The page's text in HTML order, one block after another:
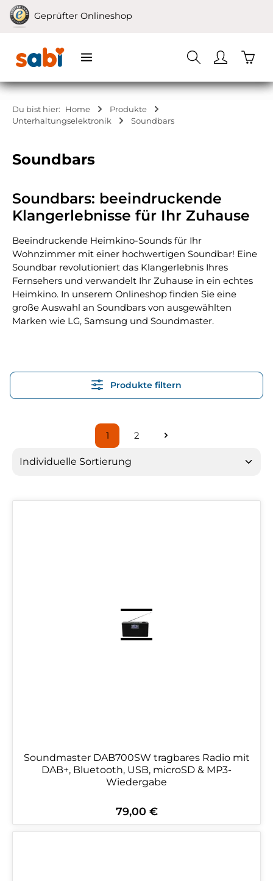
Zum Hauptinhalt springen
Geprüfter Onlineshop
Du bist hier: Home
Produkte
Unterhaltungselektronik
Soundbars
Soundbars
Soundbars: beeindruckende
Klangerlebnisse für Ihr Zuhause
Beeindruckende Heimkino-Sounds für Ihr
Wohnzimmer mit einer hochwertigen Soundbar! Eine
Soundbar revolutioniert das Klangerlebnis Ihres
Fernsehers und verwandelt Ihr Zuhause in ein echtes
Heimkino. In unserem Onlineshop finden Sie eine
große Auswahl an Soundbars von ausgewählten
Marken wie LG, Samsung und Soundmaster.
Produkte filtern
Seite
1
Seite
2
Soundmaster DAB700SW tragbares Radio mit
DAB+, Bluetooth, USB, microSD & MP3-
Wiedergabe
Regulärer Preis:
79,00 €